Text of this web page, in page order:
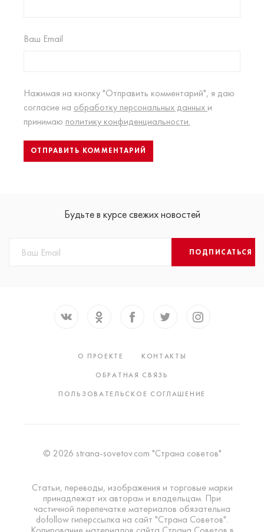
Ваш Email
Нажимая на кнопку "Отправить комментарий", я даю
согласие на обработку персональных данных и
принимаю политику конфиденциальности.
Будьте в курсе свежих новостей
ПОДПИСАТЬСЯ
О ПРОЕКТЕ
КОНТАКТЫ
ОБРАТНАЯ СВЯЗЬ
ПОЛЬЗОВАТЕЛЬСКОЕ СОГЛАШЕНИЕ
© 2026 strana-sovetov.com "Страна советов"
Статьи, переводы, изображения и торговые марки
принадлежат их авторам и владельцам. При
частичной перепечатке материалов обязательна
dofollow гиперссылка на сайт "Страна Советов".